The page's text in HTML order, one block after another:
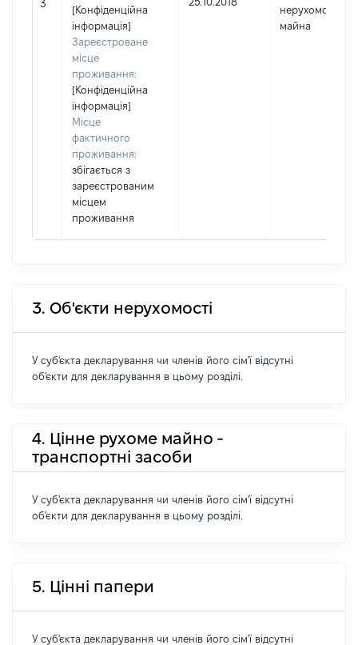
3
[Конфіденційна
інформація]
Зареєстроване
місце
проживання:
[Конфіденційна
інформація]
Місце
фактичного
проживання:
збігається з
зареєстрованим
місцем
проживання
нерухомого
майна
3. Об'єкти нерухомості
У суб'єкта декларування чи членів його сім'ї відсутні
об'єкти для декларування в цьому розділі.
4. Цінне рухоме майно -
транспортні засоби
У суб'єкта декларування чи членів його сім'ї відсутні
об'єкти для декларування в цьому розділі.
5. Цінні папери
У суб'єкта декларування чи членів його сім'ї відсутні